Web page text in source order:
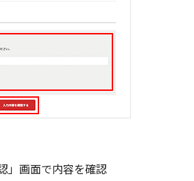
」画面で内容を確認